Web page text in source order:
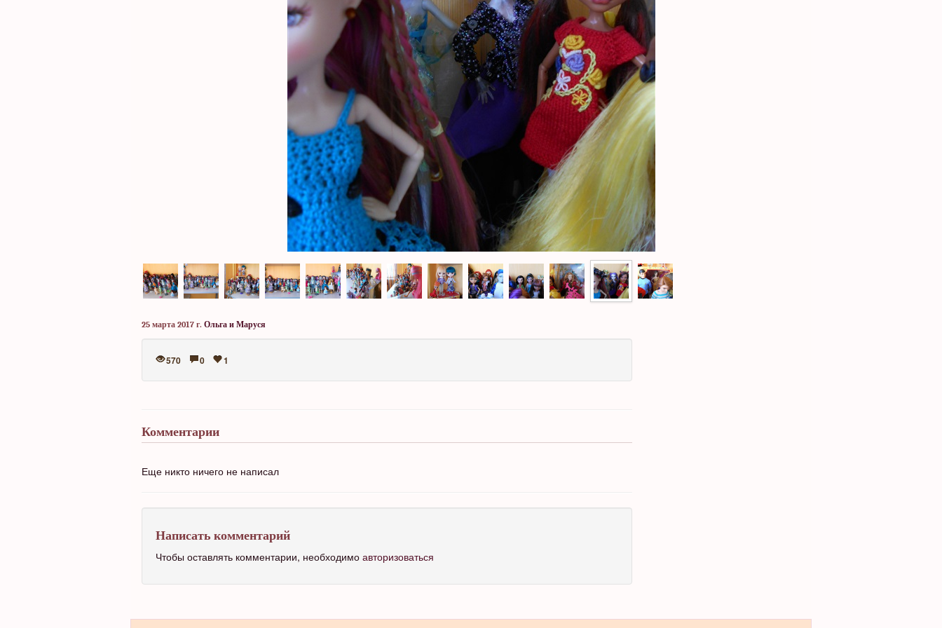
25 марта 2017 г. Ольга и Маруся
570 0 1
Комментарии
Еще никто ничего не написал
Написать комментарий
Чтобы оставлять комментарии, необходимо авторизоваться